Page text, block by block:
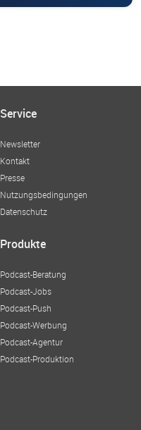
Service
Newsletter
Kontakt
Presse
Nutzungsbedingungen
Datenschutz
Produkte
Podcast-Beratung
Podcast-Jobs
Podcast-Push
Podcast-Werbung
Podcast-Agentur
Podcast-Produktion